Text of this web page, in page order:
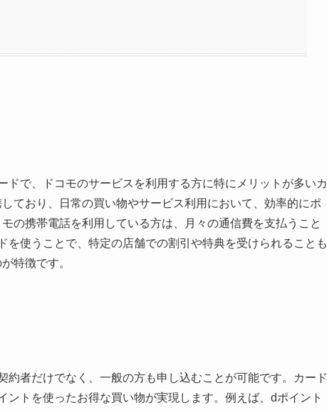
ドで、ドコモのサービスを利用する方に特にメリットが多いカ
ており、日常の買い物やサービス利用において、効率的にポ
の携帯電話を利用している方は、月々の通信費を支払うこと
を使うことで、特定の店舗での割引や特典を受けられることも
特徴です。
約者だけでなく、一般の方も申し込むことが可能です。カード
トを使ったお得な買い物が実現します。例えば、dポイント